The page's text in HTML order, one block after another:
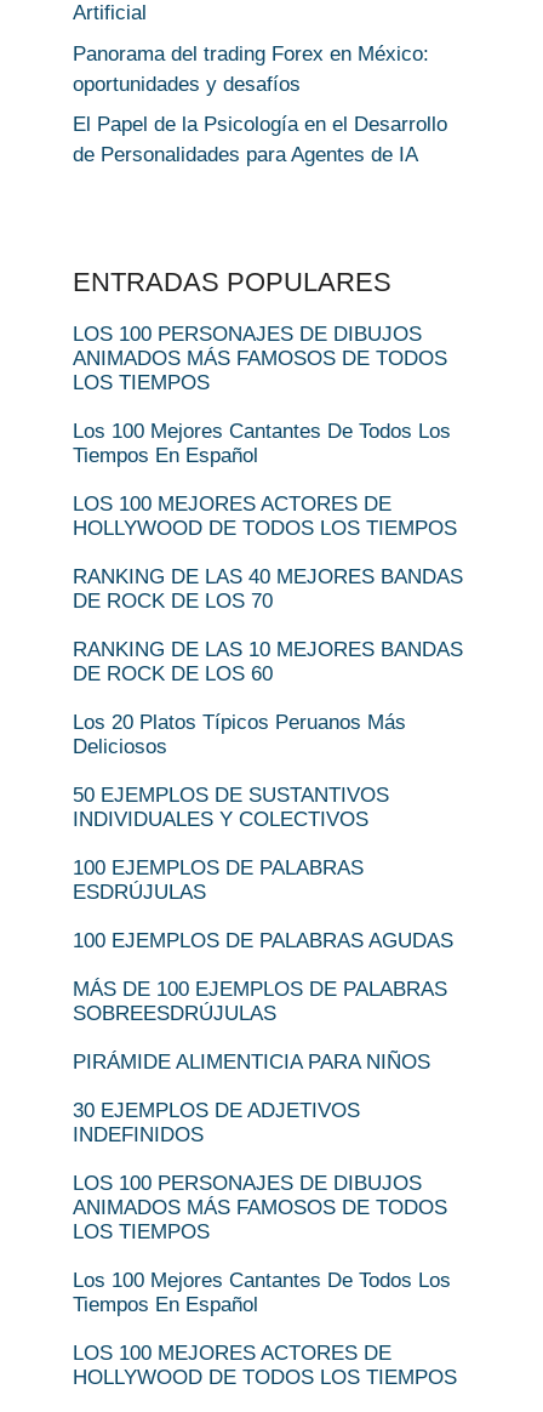
Artificial
Panorama del trading Forex en México:
oportunidades y desafíos
El Papel de la Psicología en el Desarrollo
de Personalidades para Agentes de IA
ENTRADAS POPULARES
LOS 100 PERSONAJES DE DIBUJOS
ANIMADOS MÁS FAMOSOS DE TODOS
LOS TIEMPOS
Los 100 Mejores Cantantes De Todos Los
Tiempos En Español
LOS 100 MEJORES ACTORES DE
HOLLYWOOD DE TODOS LOS TIEMPOS
RANKING DE LAS 40 MEJORES BANDAS
DE ROCK DE LOS 70
RANKING DE LAS 10 MEJORES BANDAS
DE ROCK DE LOS 60
Los 20 Platos Típicos Peruanos Más
Deliciosos
50 EJEMPLOS DE SUSTANTIVOS
INDIVIDUALES Y COLECTIVOS
100 EJEMPLOS DE PALABRAS
ESDRÚJULAS
100 EJEMPLOS DE PALABRAS AGUDAS
MÁS DE 100 EJEMPLOS DE PALABRAS
SOBREESDRÚJULAS
PIRÁMIDE ALIMENTICIA PARA NIÑOS
30 EJEMPLOS DE ADJETIVOS
INDEFINIDOS
LOS 100 PERSONAJES DE DIBUJOS
ANIMADOS MÁS FAMOSOS DE TODOS
LOS TIEMPOS
Los 100 Mejores Cantantes De Todos Los
Tiempos En Español
LOS 100 MEJORES ACTORES DE
HOLLYWOOD DE TODOS LOS TIEMPOS